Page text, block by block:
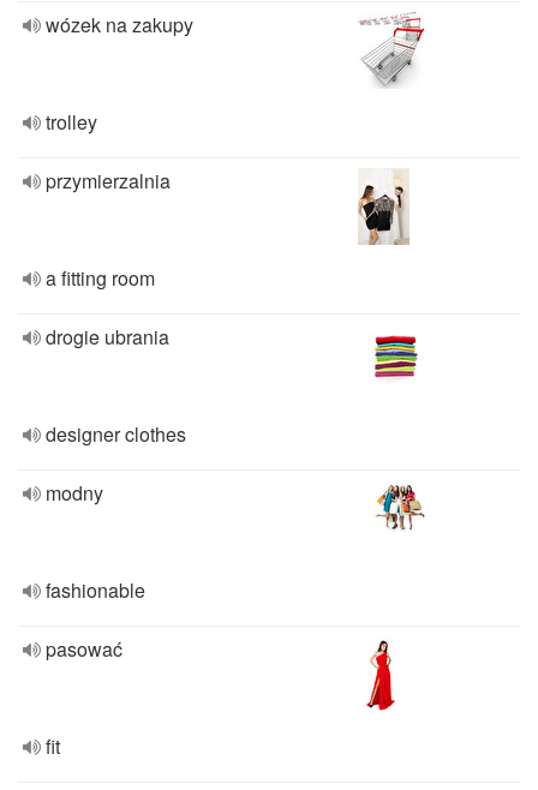
wózek na zakupy
trolley
przymierzalnia
a fitting room
drogie ubrania
designer clothes
modny
fashionable
pasować
fit